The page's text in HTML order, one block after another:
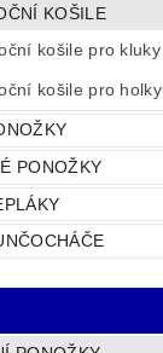
KOŠILE
košile pro kluky
košile pro holky
PONOŽKY